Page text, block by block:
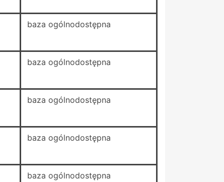
baza ogólnodostępna
baza ogólnodostępna
baza ogólnodostępna
baza ogólnodostępna
baza ogólnodostępna